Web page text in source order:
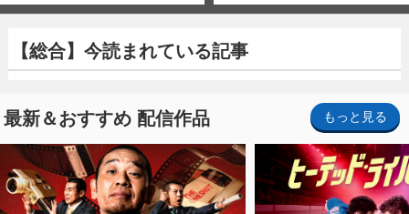
【総合】今読まれている記事
最新＆おすすめ 配信作品 もっと見る